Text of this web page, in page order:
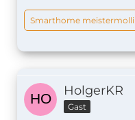
Smarthome meistermolli
HolgerKR
Gast